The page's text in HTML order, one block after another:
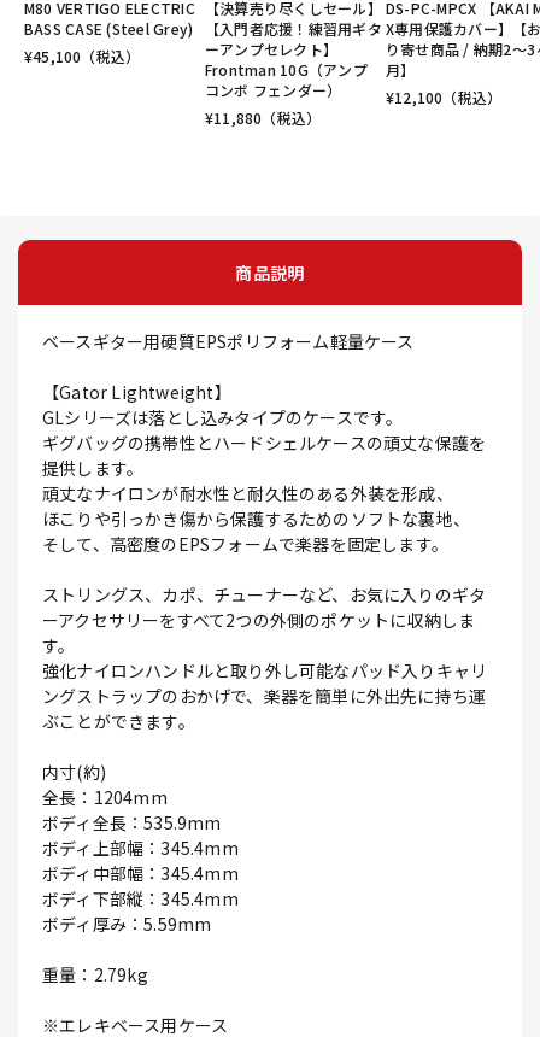
M80 VERTIGO ELECTRIC
BASS CASE (Steel Grey)
¥45,100 （税込）
【決算売り尽くしセール】
【入門者応援！練習用ギタ
ーアンプセレクト】
Frontman 10G（アンプ
コンボ フェンダー）
¥11,880 （税込）
DS-PC-MPCX 【AKAI
X専用保護カバー】【
り寄せ商品 / 納期2～3
月】
¥12,100 （税込）
商品説明
ベースギター用硬質EPSポリフォーム軽量ケース
【Gator Lightweight】
GLシリーズは落とし込みタイプのケースです。
ギグバッグの携帯性とハードシェルケースの頑丈な保護を
提供します。
頑丈なナイロンが耐水性と耐久性のある外装を形成、
ほこりや引っかき傷から保護するためのソフトな裏地、
そして、高密度のEPSフォームで楽器を固定します。
ストリングス、カポ、チューナーなど、お気に入りのギタ
ーアクセサリーをすべて2つの外側のポケットに収納しま
す。
強化ナイロンハンドルと取り外し可能なパッド入りキャリ
ングストラップのおかげで、楽器を簡単に外出先に持ち運
ぶことができます。
内寸(約)
全長：1204mm
ボディ全長：535.9mm
ボディ上部幅：345.4mm
ボディ中部幅：345.4mm
ボディ下部縦：345.4mm
ボディ厚み：5.59mm
重量：2.79kg
※エレキベース用ケース